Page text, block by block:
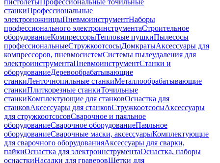
пистолетыПрофессиональные точильные
станкиПрофессиональные
электроножницыПневмоинструментНаборы
профессионального электроинструментаСтроительное
оборудованиеКомпрессорыТепловые пушкиПылесосы
профессиональныеСтружкоотсосыДомкратыАксессуары для
компрессоров, пневмосистемСистемы пылеудаления для
электроинструментаПневмоинструментСтанки и
оборудованиеДеревообрабатывающие
станкиЛенточнопильные станкиМеталлообрабатывающие
станкиПлиткорезные станкиТочильные
станкиКомплектующие для станковОснастка для
станковАксессуары для станковСтружкоотсосыАксессуары
для стружкоотсосовСварочное и паяльное
оборудованиеСварочное оборудованиеПаяльное
оборудованиеСварочные маски, аксессуарыКомплектующие
для сварочного оборудованияАксессуары для сварки,
пайкиОснастка для электроинструментаОснастка, наборы
оснасткиНасадки для граверовЩетки для